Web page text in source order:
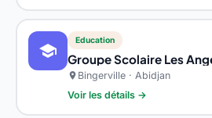
school
Education
Groupe Scolaire Les
location_on Bingerville · Abidjan
Voir les détails →